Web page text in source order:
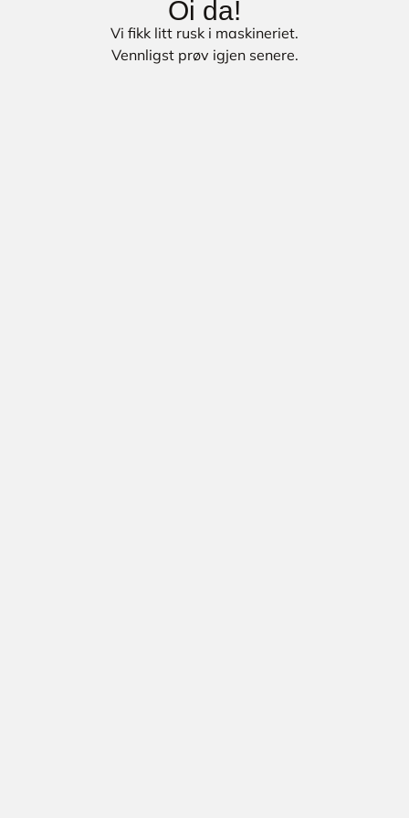
Oi da!
Vi fikk litt rusk i maskineriet.
Vennligst prøv igjen senere.